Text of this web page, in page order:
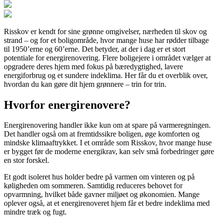
Risskov er kendt for sine grønne omgivelser, nærheden til skov og
strand – og for et boligområde, hvor mange huse har rødder tilbage
til 1950’erne og 60’erne. Det betyder, at der i dag er et stort
potentiale for energirenovering. Flere boligejere i området vælger at
opgradere deres hjem med fokus på bæredygtighed, lavere
energiforbrug og et sundere indeklima. Her får du et overblik over,
hvordan du kan gøre dit hjem grønnere – trin for trin.
Hvorfor energirenovere?
Energirenovering handler ikke kun om at spare på varmeregningen.
Det handler også om at fremtidssikre boligen, øge komforten og
mindske klimaaftrykket. I et område som Risskov, hvor mange huse
er bygget før de moderne energikrav, kan selv små forbedringer gøre
en stor forskel.
Et godt isoleret hus holder bedre på varmen om vinteren og på
køligheden om sommeren. Samtidig reduceres behovet for
opvarmning, hvilket både gavner miljøet og økonomien. Mange
oplever også, at et energirenoveret hjem får et bedre indeklima med
mindre træk og fugt.